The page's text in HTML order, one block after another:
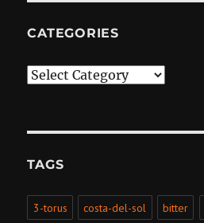
CATEGORIES
Categories
TAGS
3-torus costa-del-sol bitter